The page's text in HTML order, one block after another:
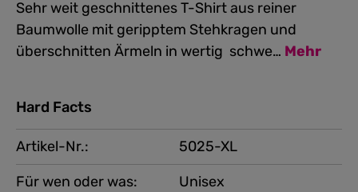
Sehr weit geschnittenes T-Shirt aus reiner
Baumwolle mit geripptem Stehkragen und
überschnitten Ärmeln in wertig schwe… Mehr
Hard Facts
Artikel-Nr.:
5025-XL
Für wen oder was:
Unisex